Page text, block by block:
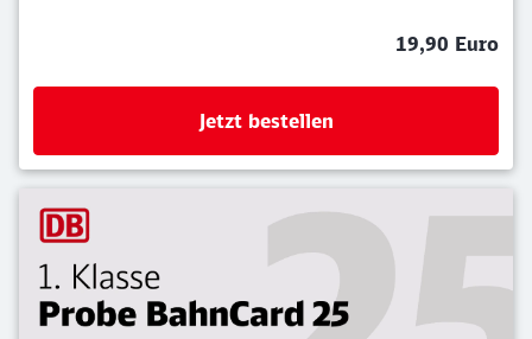
19,90 Euro
Jetzt bestellen